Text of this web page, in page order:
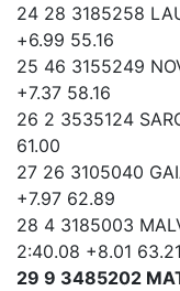
24 28 3185258
+6.99 55.16
25 46 3155249
+7.37 58.16
26 2 3535124
61.00
27 26 3105040
+7.97 62.89
28 4 3185003
2:40.08 +8.01 63.21
29 9 3485202